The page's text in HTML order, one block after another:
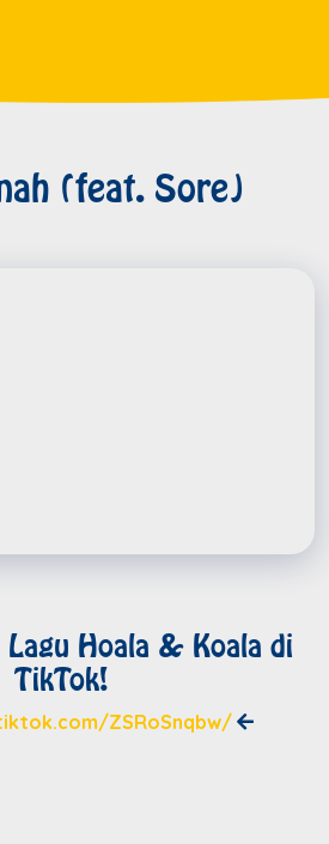
(feat. Sore)
Lagu Hoala & Koala di
TikTok!
ZSRoSnqbw/